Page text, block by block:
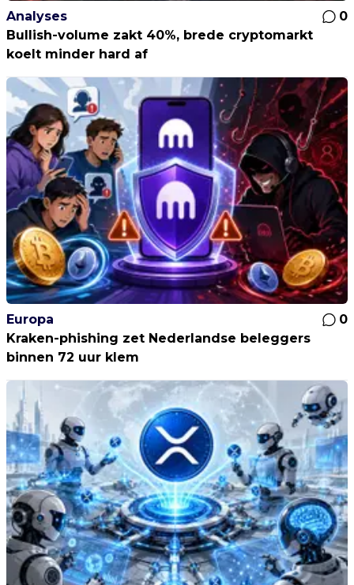
Analyses
0
Bullish-volume zakt 40%, brede cryptomarkt
koelt minder hard af
Europa
0
Kraken-phishing zet Nederlandse beleggers
binnen 72 uur klem